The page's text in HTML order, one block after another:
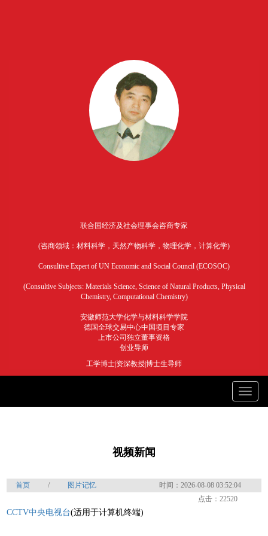
联合国经济及社会理事会咨商专家
(咨商领域：材料科学，天然产物科学，物理化学，计算化学)
Consultive Expert of UN Economic and Social Council (ECOSOC)
(Consultive Subjects: Materials Science, Science of Natural Products, Physical
Chemistry, Computational Chemistry)
安徽师范大学化学与材料科学学院
德国全球交易中心中国项目专家
上市公司独立董事资格
创业导师
工学博士|资深教授|博士生导师
Toggle
视频新闻
首页 / 图片记忆
时间：2026-08-08 03:52:04
点击：22520
CCTV中央电视台(适用于计算机终端)